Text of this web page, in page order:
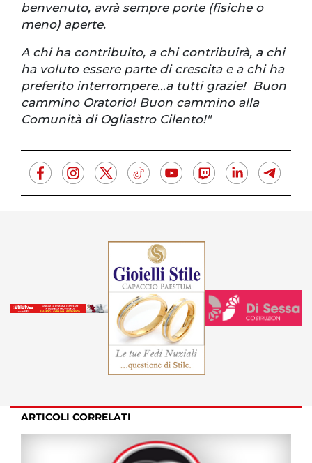
benvenuto, avrà sempre porte (fisiche o
meno) aperte.
A chi ha contribuito, a chi contribuirà, a chi
ha voluto essere parte di crescita e a chi ha
preferito interrompere…a tutti grazie! Buon
cammino Oratorio! Buon cammino alla
Comunità di Ogliastro Cilento!"
ARTICOLI CORRELATI